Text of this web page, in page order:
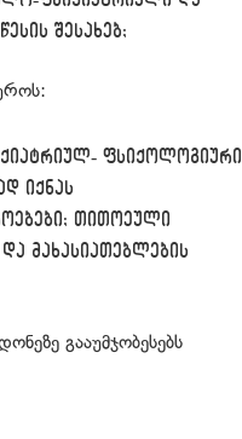
შესახებ;
ფსიქოლოგიური
იქნას
თითოეული
მახასიათებლების
გააუმჯობესებს